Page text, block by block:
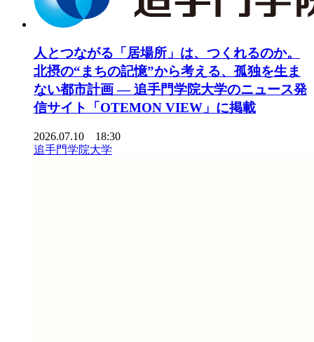
人とつながる「居場所」は、つくれるのか。
北摂の“まちの記憶”から考える、孤独を生ま
ない都市計画 ― 追手門学院大学のニュース発
信サイト「OTEMON VIEW」に掲載
2026.07.10 18:30
追手門学院大学